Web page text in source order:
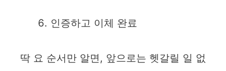
인증하고 이체 완료
딱 요 순서만 알면, 앞으로는 헷갈릴 일 없